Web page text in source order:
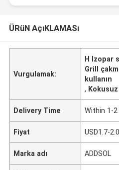
ÜRüN AçıKLAMASı
Vurgulamak:
H Izopar
Grill
kullanın
, Kokusuz
Delivery Time Within 1-
Fiyat USD1.7-
Marka adı ADDSOL